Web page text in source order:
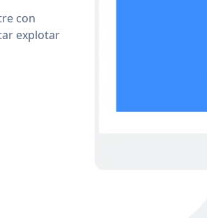
con
explotar